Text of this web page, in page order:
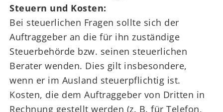
Steuern und Kosten:
Bei steuerlichen Fragen sollte sich der
Auftraggeber an die für ihn zuständige
Steuerbehörde bzw. seinen steuerlichen
Berater wenden. Dies gilt insbesondere,
wenn er im Ausland steuerpflichtig ist.
Kosten, die dem Auftraggeber von Dritten in
Rechnung gestellt werden (z. B. für Telefon,